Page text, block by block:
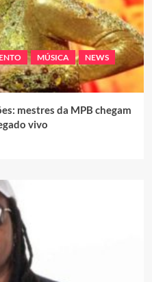
MÚSICA
NEWS
mestres da MPB chegam
vivo